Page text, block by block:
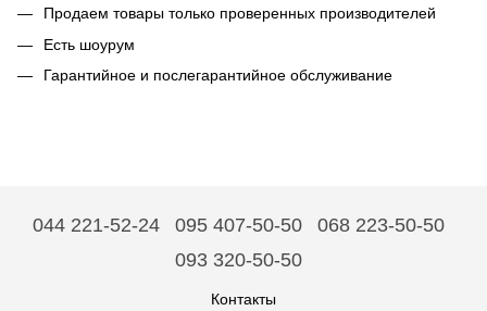
Продаем товары только проверенных производителей
Есть шоурум
Гарантийное и послегарантийное обслуживание
044 221-52-24 095 407-50-50
068 223-50-50
093 320-50-50
Контакты